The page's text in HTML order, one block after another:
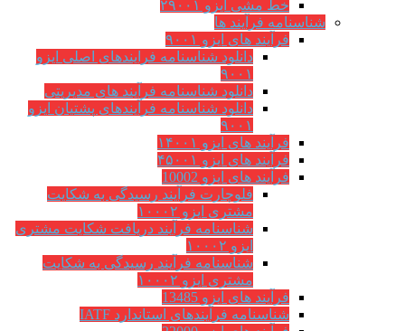
خط مشی ایزو ۲۹۰۰۱
شناسنامه فرآیند ها
فرآیند های ایزو ۹۰۰۱
دانلود شناسنامه فرایندهای اصلی ایزو
۹۰۰۱
دانلود شناسنامه فرآیند های مدیریتی
دانلود شناسنامه فرآیندهای پشتیان ایزو
۹۰۰۱
فرآیند های ایزو ۱۴۰۰۱
فرآیند های ایزو ۴۵۰۰۱
فرآیند های ایزو 10002
فلوچارت فرآیند رسیدگی به شکایت
مشتری ایزو ۱۰۰۰۲
شناسنامه فرآیند دریافت شکایت مشتری
ایزو ۱۰۰۰۲
شناسنامه فرآیند رسیدگی به شکایت
مشتری ایزو ۱۰۰۰۲
فرآیند های ایزو 13485
شناسنامه فرآیندهای استاندارد IATF